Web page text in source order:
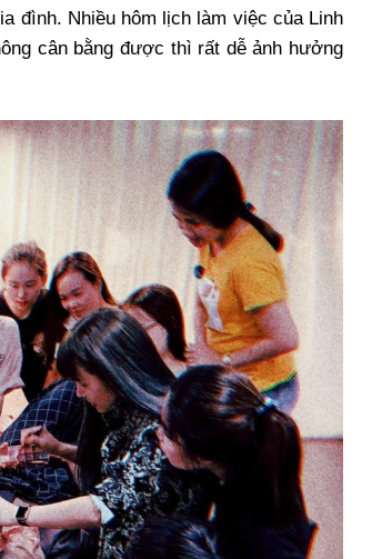
đình. Nhiều hôm lịch làm việc của Linh
cân bằng được thì rất dễ ảnh hưởng